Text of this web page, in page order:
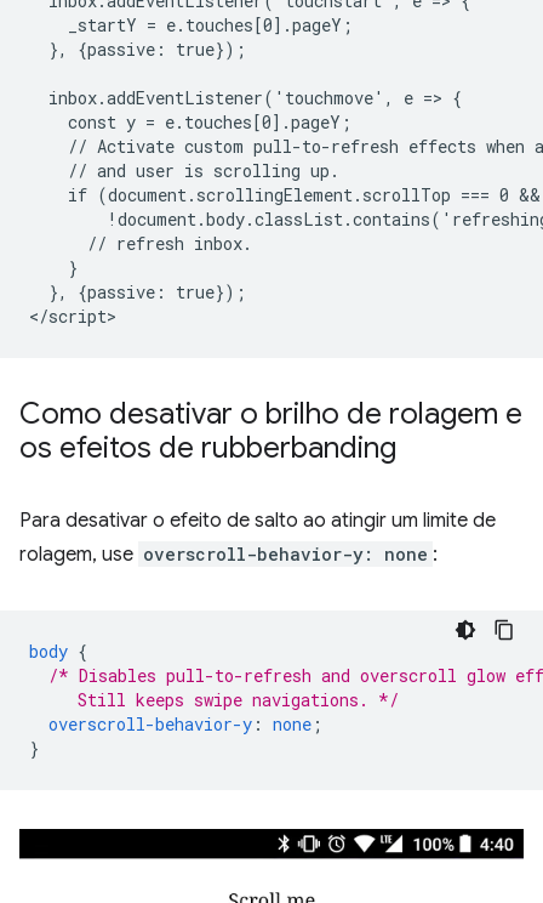
    _startY = e.touches[0].pageY;
  }, {passive: true});
  inbox.addEventListener('touchmove', e => {
    const y = e.touches[0].pageY;
// Activate custom pull-to-refresh effects when
    // and user is scrolling up.
if (document.scrollingElement.scrollTop === 0
      // refresh inbox.
    }
  }, {passive: true});
Como desativar o brilho de rolagem e
os efeitos de rubberbanding
Para desativar o efeito de salto ao atingir um limite de
rolagem, use overscroll-behavior-y: none :
body {
/* Disables pull-to-refresh and overscroll glow
     Still keeps swipe navigations. */
overscroll-behavior-y : none ;
}